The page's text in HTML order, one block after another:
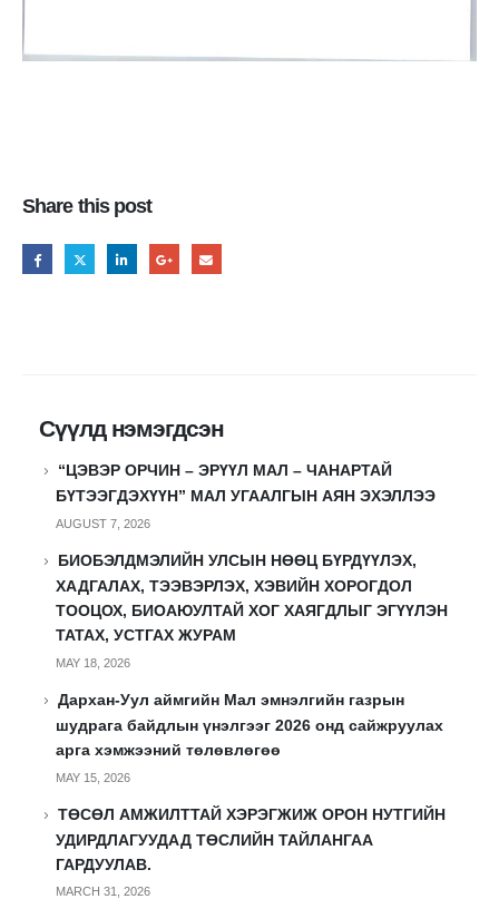
Share this post
Сүүлд нэмэгдсэн
“ЦЭВЭР ОРЧИН – ЭРҮҮЛ МАЛ – ЧАНАРТАЙ
БҮТЭЭГДЭХҮҮН” МАЛ УГААЛГЫН АЯН ЭХЭЛЛЭЭ
AUGUST 7, 2026
БИОБЭЛДМЭЛИЙН УЛСЫН НӨӨЦ БҮРДҮҮЛЭХ,
ХАДГАЛАХ, ТЭЭВЭРЛЭХ, ХЭВИЙН ХОРОГДОЛ
ТООЦОХ, БИОАЮУЛТАЙ ХОГ ХАЯГДЛЫГ ЭГҮҮЛЭН
ТАТАХ, УСТГАХ ЖУРАМ
MAY 18, 2026
Дархан-Уул аймгийн Мал эмнэлгийн газрын
шудрага байдлын үнэлгээг 2026 онд сайжруулах
арга хэмжээний төлөвлөгөө
MAY 15, 2026
ТӨСӨЛ АМЖИЛТТАЙ ХЭРЭГЖИЖ ОРОН НУТГИЙН
УДИРДЛАГУУДАД ТӨСЛИЙН ТАЙЛАНГАА
ГАРДУУЛАВ.
MARCH 31, 2026